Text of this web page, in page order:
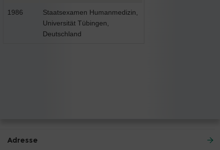
1986
Staatsexamen Humanmedizin,
Universität Tübingen,
Deutschland
Adresse